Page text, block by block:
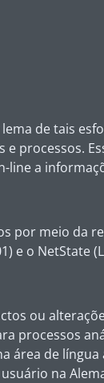
de tais
processos.
line a
por meio da
e o NetState
ou
processos
área de língua
na